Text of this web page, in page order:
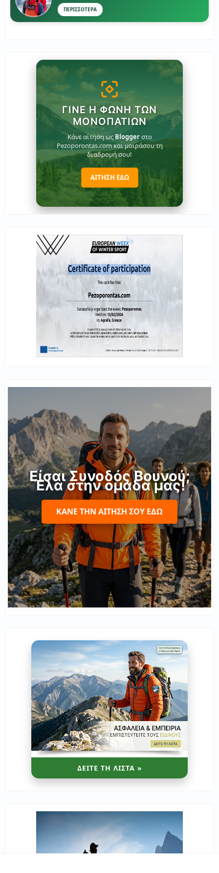
ΠΕΡΙΣΣΟΤΕΡΑ
ΓΊΝΕ Η ΦΩΝΉ ΤΩΝ
ΜΟΝΟΠΑΤΙΏΝ
Κάνε αίτηση ως Bloggerστο
Pezoporontas.com και μοιράσου τη
διαδρομή σου!
ΑΙΤΗΣΗ ΕΔΩ
Είσαι Συνοδός Βουνού;
Έλα στην ομάδα μας!
ΚΆΝΕ ΤΗΝ ΑΊΤΗΣΉ ΣΟΥ ΕΔΏ
ΔΕΙΤΕ ΤΗ ΛΙΣΤΑ »